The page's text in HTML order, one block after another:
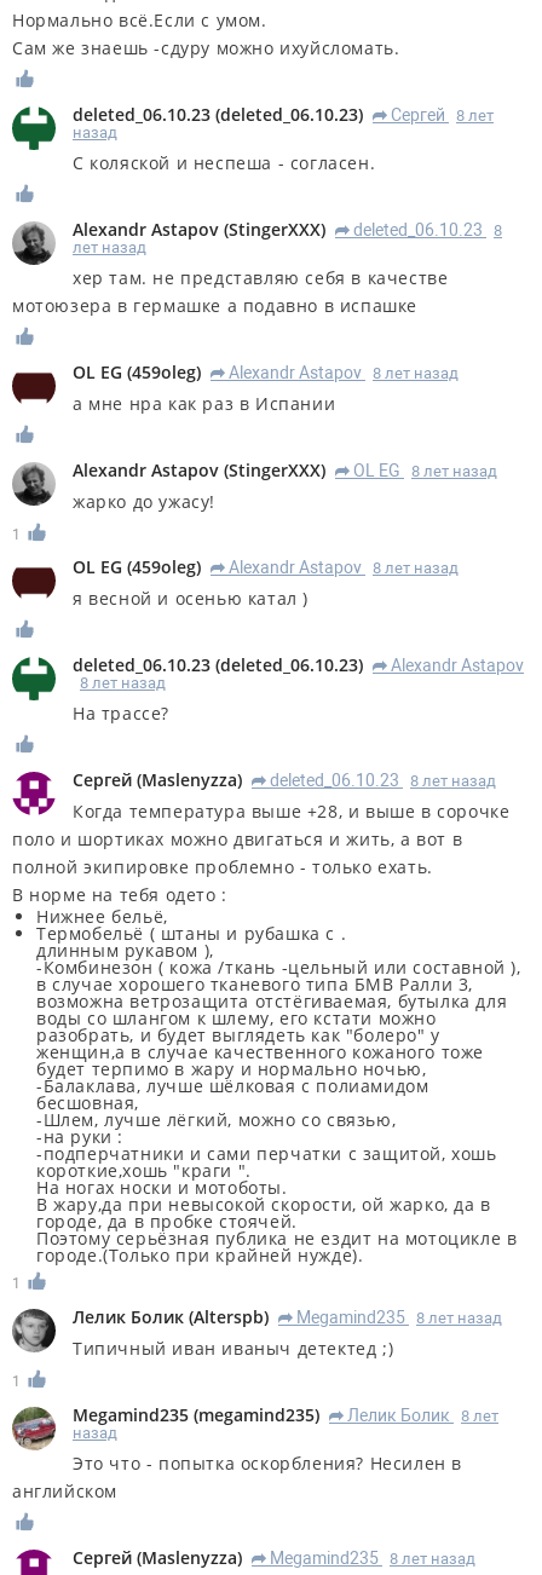
Нормально всё.Если с умом.
Сам же знаешь -сдуру можно ихуйсломать.
deleted_06.10.23 (deleted_06.10.23) R Сергей
8 лет
назад
С коляской и неспеша - согласен.
Alexandr Astapov (StingerXXX) R deleted_06.10.23
8
лет назад
хер там. не представляю себя в качестве
мотоюзера в гермашке а подавно в испашке
OL EG (459oleg) R Alexandr Astapov 8 лет назад
а мне нра как раз в Испании
Alexandr Astapov (StingerXXX) R OL EG 8 лет назад
жарко до ужасу!
1
OL EG (459oleg) R Alexandr Astapov 8 лет назад
я весной и осенью катал )
deleted_06.10.23 (deleted_06.10.23) R Alexandr Astapov
8 лет назад
На трассе?
Сергей (Maslenyzza) R deleted_06.10.23 8 лет назад
Когда температура выше +28, и выше в сорочке
поло и шортиках можно двигаться и жить, а вот в
полной экипировке проблемно - только ехать.
В норме на тебя одето :
Нижнее бельё,
Термобельё ( штаны и рубашка с .
длинным рукавом ),
-Комбинезон ( кожа /ткань -цельный или составной ),
в случае хорошего тканевого типа БМВ Ралли 3,
возможна ветрозащита отстёгиваемая, бутылка для
воды со шлангом к шлему, его кстати можно
разобрать, и будет выглядеть как "болеро" у
женщин,а в случае качественного кожаного тоже
будет терпимо в жару и нормально ночью,
-Балаклава, лучше шёлковая с полиамидом
бесшовная,
-Шлем, лучше лёгкий, можно со связью,
-на руки :
-подперчатники и сами перчатки с защитой, хошь
короткие,хошь "краги ".
На ногах носки и мотоботы.
В жару,да при невысокой скорости, ой жарко, да в
городе, да в пробке стоячей.
Поэтому серьёзная публика не ездит на мотоцикле в
городе.(Только при крайней нужде).
1
Лелик Болик (Alterspb) R Megamind235 8 лет назад
Типичный иван иваныч детектед ;)
1
Megamind235 (megamind235) R Лелик Болик
8 лет
назад
Это что - попытка оскорбления? Несилен в
английском
Сергей (Maslenyzza) R Megamind235 8 лет назад